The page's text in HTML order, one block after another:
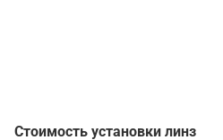
Стоимость установки линз